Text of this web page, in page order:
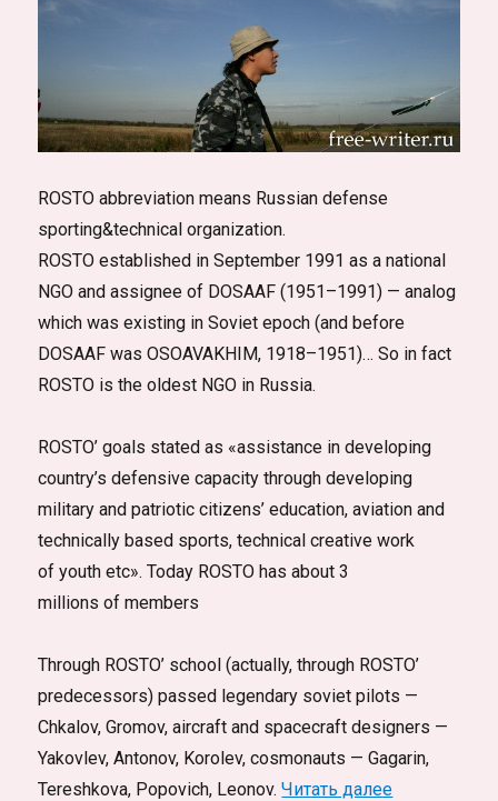
ROSTO abbreviation means Russian defense
sporting&technical organization.
ROSTO established in September 1991 as a national
NGO and assignee of DOSAAF (1951–1991) — analog
which was existing in Soviet epoch (and before
DOSAAF was OSOAVAKHIM, 1918–1951)… So in fact
ROSTO is the oldest NGO in Russia.
ROSTO’ goals stated as «assistance in developing
country’s defensive capacity through developing
military and patriotic citizens’ education, aviation and
technically based sports, technical creative work
of youth etc». Today ROSTO has about 3
millions of members
Through ROSTO’ school (actually, through ROSTO’
predecessors) passed legendary soviet pilots —
Chkalov, Gromov, aircraft and spacecraft designers —
Yakovlev, Antonov, Korolev, cosmonauts — Gagarin,
Tereshkova, Popovich, Leonov.Читать далее«Skygames.